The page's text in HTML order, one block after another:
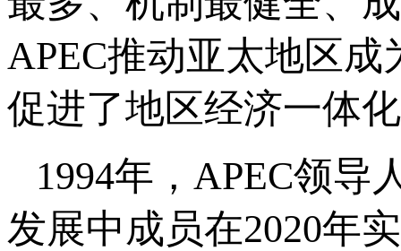
APEC推动亚太地区
促进了地区经济一体
1994年，APEC领导
发展中成员在2020年